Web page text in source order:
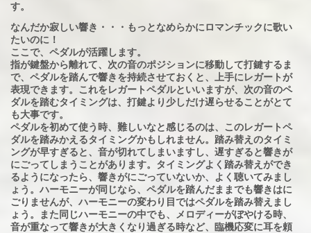
す。
なんだか寂しい響き・・・もっとなめらかにロマンチックに歌い
たいのに！
ここで、ペダルが活躍します。
指が鍵盤から離れて、次の音のポジションに移動して打鍵するま
で、ペダルを踏んで響きを持続させておくと、上手にレガートが
表現できます。これをレガートペダルといいますが、次の音のペ
ダルを踏むタイミングは、打鍵より少しだけ遅らせることがとて
も大事です。
ペダルを初めて使う時、難しいなと感じるのは、このレガートペ
ダルを踏みかえるタイミングかもしれません。踏み替えのタイミ
ングが早すぎると、音が切れてしまいますし、遅すぎると響きが
にごってしまうことがあります。タイミングよく踏み替えができ
るようになったら、響きがにごっていないか、よく聴いてみまし
ょう。ハーモニーが同じなら、ペダルを踏んだままでも響きはに
ごりませんが、ハーモニーの変わり目ではペダルを踏み替えまし
ょう。また同じハーモニーの中でも、メロディーがぼやける時、
音が重なって響きが大きくなり過ぎる時など、臨機応変に耳を頼